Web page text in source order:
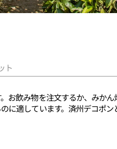
ト
お飲み物を注文するか、みか
適しています。済州デコポン